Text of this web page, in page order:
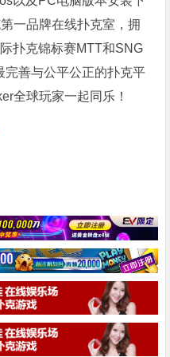
一品牌在线扑克室，拥
扑克锦标赛MTT和SNG
完善与公平公正的扑克平
全球玩家一起同乐！